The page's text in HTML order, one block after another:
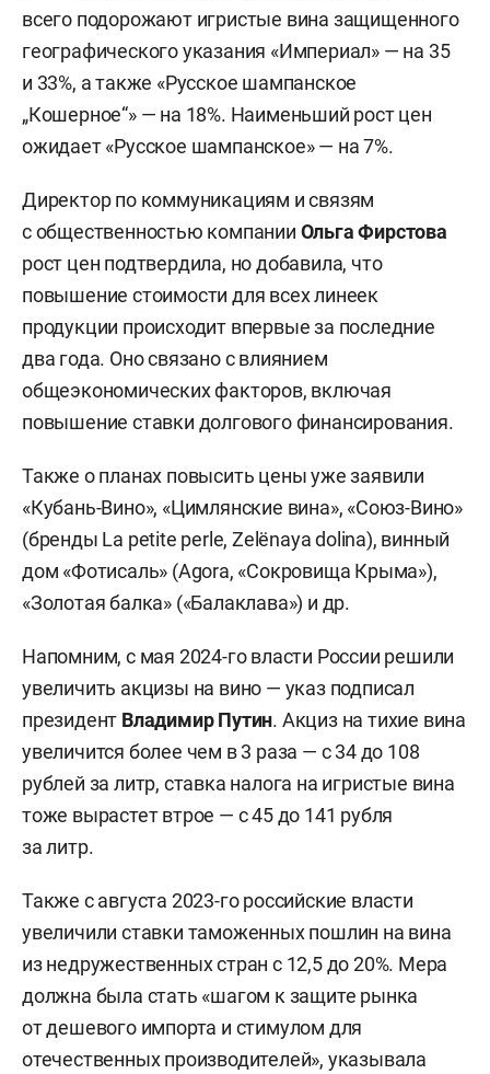
всего подорожают игристые вина защищенного
географического указания «Империал» — на 35
и 33%, а также «Русское шампанское
„Кошерное“» — на 18%. Наименьший рост цен
ожидает «Русское шампанское» — на 7%.
Директор по коммуникациям и связям
с общественностью компании Ольга Фирстова
рост цен подтвердила, но добавила, что
повышение стоимости для всех линеек
продукции происходит впервые за последние
два года. Оно связано с влиянием
общеэкономических факторов, включая
повышение ставки долгового финансирования.
Также о планах повысить цены уже заявили
«Кубань-Вино», «Цимлянские вина», «Союз-Вино»
(бренды La petite perle, Zelёnaya dolina), винный
дом «Фотисаль» (Agora, «Сокровища Крыма»),
«Золотая балка» («Балаклава») и др.
Напомним, с мая 2024-го власти России решили
увеличить акцизы на вино — указ подписал
президент Владимир Путин. Акциз на тихие вина
увеличится более чем в 3 раза — с 34 до 108
рублей за литр, ставка налога на игристые вина
тоже вырастет втрое — с 45 до 141 рубля
за литр.
Также с августа 2023-го российские власти
увеличили ставки таможенных пошлин на вина
из недружественных стран с 12,5 до 20%. Мера
должна была стать «шагом к защите рынка
от дешевого импорта и стимулом для
отечественных производителей», указывала